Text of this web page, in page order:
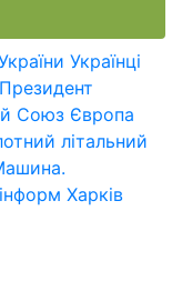
Українці
Президент
Союз Європа
літальний
Харків